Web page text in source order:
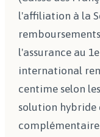
l'affiliation à la
l'assurance au
international
centime selon
solution hybride